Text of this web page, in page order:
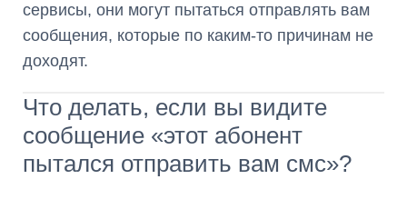
сервисы, они могут пытаться отправлять вам
сообщения, которые по каким-то причинам не
доходят.
Что делать, если вы видите
сообщение «этот абонент
пытался отправить вам смс»?